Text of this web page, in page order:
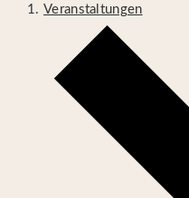
Veranstaltungen